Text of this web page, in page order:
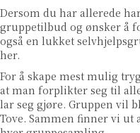
Dersom du har allerede
gruppetilbud og ønsker å
også en lukket
her.
For å skape mest mulig
at man forplikter seg til
lar seg gjøre. Gruppen vil
Tove. Sammen finner vi